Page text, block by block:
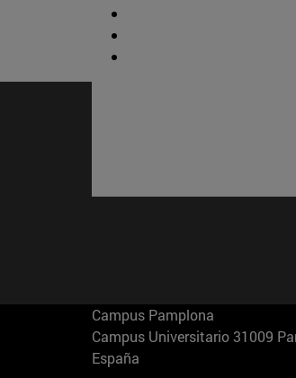
Campus Pamplona
Campus Universitario 31009
España